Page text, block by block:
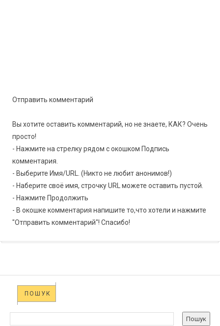
Отправить комментарий
Вы хотите оставить комментарий, но не знаете, КАК? Очень
просто!
- Нажмите на стрелку рядом с окошком Подпись
комментария.
- Выберите Имя/URL. (Никто не любит анонимов!)
- Наберите своё имя, строчку URL можете оставить пустой.
- Нажмите Продолжить
- В окошке комментария напишите то,что хотели и нажмите
"Отправить комментарий"! Спасибо!
ПОШУК